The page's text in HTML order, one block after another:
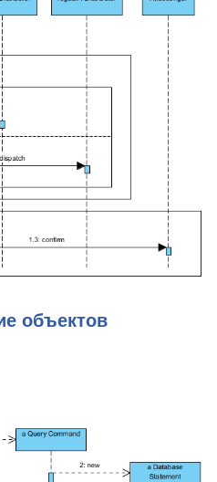
объектов